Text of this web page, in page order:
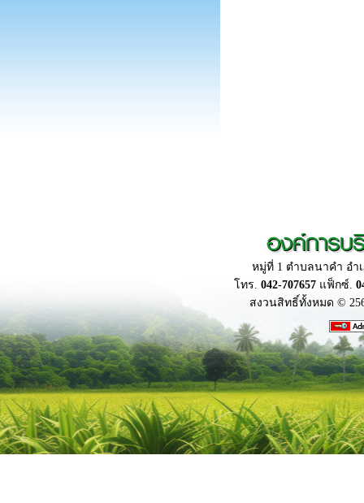
องค์การบ
หมู่ที่ 1 ตำบลนาคำ อำ
โทร. 042-707657 แฟ็กซ์.
สงวนสิทธิ์ทั้งหมด ©